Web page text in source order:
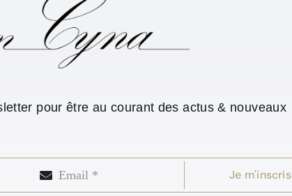
pour être au courant des actus & nouveaux
Je m'inscris